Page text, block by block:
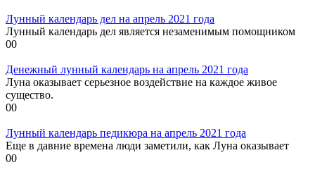
Лунный календарь дел на апрель 2021 года
Лунный календарь дел является незаменимым помощником
00
Денежный лунный календарь на апрель 2021 года
Луна оказывает серьезное воздействие на каждое живое
существо.
00
Лунный календарь педикюра на апрель 2021 года
Еще в давние времена люди заметили, как Луна оказывает
00